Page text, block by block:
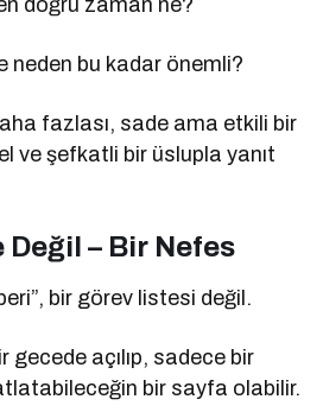
neden bu kadar önemli?
fazlası, sade ama etkili bir
ve şefkatli bir üslupla yanıt
– Bir Nefes
bir görev listesi değil.
gecede açılıp, sadece bir
bir sayfa olabilir.